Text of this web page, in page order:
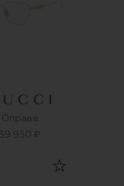
Оправа
39 950 ₽